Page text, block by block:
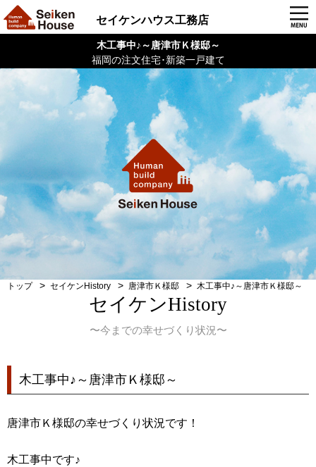
木工事中♪～唐津市Ｋ様邸～
福岡の注文住宅･新築一戸建て
セイケンハウス工務店
トップ セイケンHistory 唐津市Ｋ様邸 木工事中♪～唐津市Ｋ様邸～
セイケンHistory
〜今までの幸せづくり状況〜
木工事中♪～唐津市Ｋ様邸～
唐津市Ｋ様邸の幸せづくり状況です！
木工事中です♪